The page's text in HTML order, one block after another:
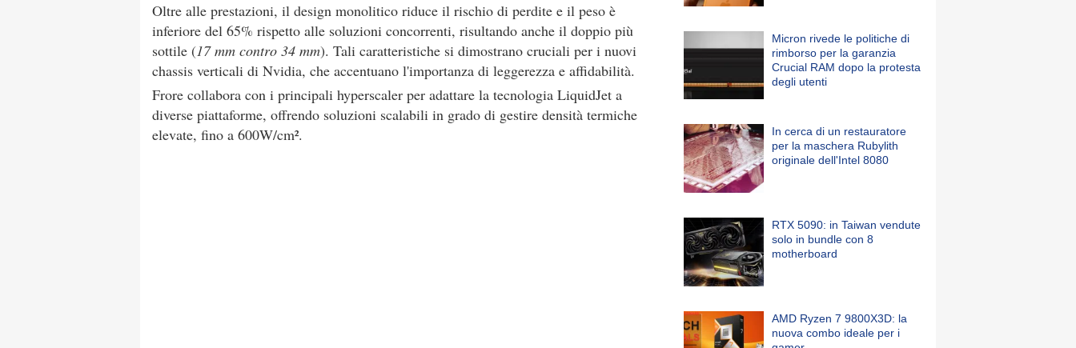
Oltre alle prestazioni, il design monolitico riduce il rischio di perdite e il peso è
inferiore del 65% rispetto alle soluzioni concorrenti, risultando anche il doppio più
sottile (17 mm contro 34 mm). Tali caratteristiche si dimostrano cruciali per i nuovi
chassis verticali di Nvidia, che accentuano l'importanza di leggerezza e affidabilità.
Frore collabora con i principali hyperscaler per adattare la tecnologia LiquidJet a
diverse piattaforme, offrendo soluzioni scalabili in grado di gestire densità termiche
elevate, fino a 600W/cm².
Micron rivede le politiche di
rimborso per la garanzia
Crucial RAM dopo la protesta
degli utenti
In cerca di un restauratore
per la maschera Rubylith
originale dell'Intel 8080
RTX 5090: in Taiwan vendute
solo in bundle con 8
motherboard
AMD Ryzen 7 9800X3D: la
nuova combo ideale per i